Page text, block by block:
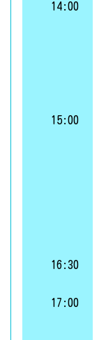
14:00
15:00
16:30
17:00